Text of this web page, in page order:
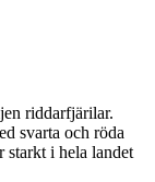
riddarfjärilar.
svarta och röda
starkt i hela landet